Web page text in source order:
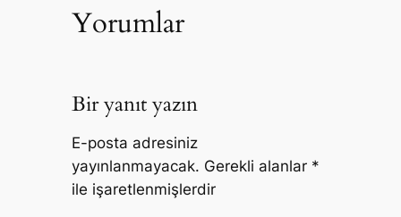
Yorumlar
Bir yanıt yazın
E-posta adresiniz
yayınlanmayacak. Gerekli alanlar *
ile işaretlenmişlerdir